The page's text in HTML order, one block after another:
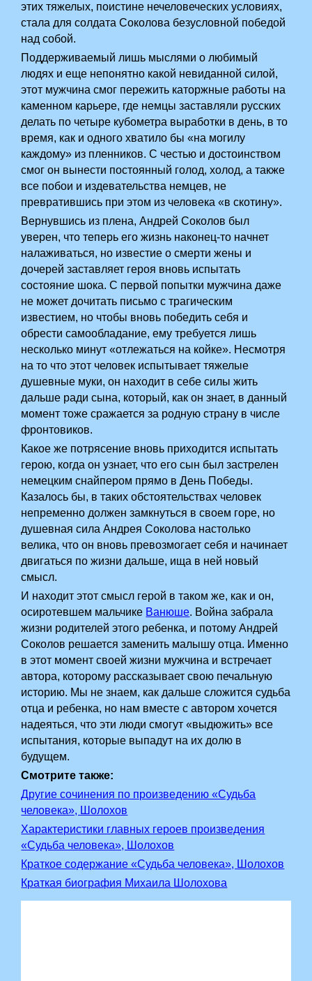
этих тяжелых, поистине нечеловеческих условиях,
стала для солдата Соколова безусловной победой
над собой.
Поддерживаемый лишь мыслями о любимый
людях и еще непонятно какой невиданной силой,
этот мужчина смог пережить каторжные работы на
каменном карьере, где немцы заставляли русских
делать по четыре кубометра выработки в день, в то
время, как и одного хватило бы «на могилу
каждому» из пленников. С честью и достоинством
смог он вынести постоянный голод, холод, а также
все побои и издевательства немцев, не
превратившись при этом из человека «в скотину».
Вернувшись из плена, Андрей Соколов был
уверен, что теперь его жизнь наконец-то начнет
налаживаться, но известие о смерти жены и
дочерей заставляет героя вновь испытать
состояние шока. С первой попытки мужчина даже
не может дочитать письмо с трагическим
известием, но чтобы вновь победить себя и
обрести самообладание, ему требуется лишь
несколько минут «отлежаться на койке». Несмотря
на то что этот человек испытывает тяжелые
душевные муки, он находит в себе силы жить
дальше ради сына, который, как он знает, в данный
момент тоже сражается за родную страну в числе
фронтовиков.
Какое же потрясение вновь приходится испытать
герою, когда он узнает, что его сын был застрелен
немецким снайпером прямо в День Победы.
Казалось бы, в таких обстоятельствах человек
непременно должен замкнуться в своем горе, но
душевная сила Андрея Соколова настолько
велика, что он вновь превозмогает себя и начинает
двигаться по жизни дальше, ища в ней новый
смысл.
И находит этот смысл герой в таком же, как и он,
осиротевшем мальчике Ванюше. Война забрала
жизни родителей этого ребенка, и потому Андрей
Соколов решается заменить малышу отца. Именно
в этот момент своей жизни мужчина и встречает
автора, которому рассказывает свою печальную
историю. Мы не знаем, как дальше сложится судьба
отца и ребенка, но нам вместе с автором хочется
надеяться, что эти люди смогут «выдюжить» все
испытания, которые выпадут на их долю в
будущем.
Смотрите также:
Другие сочинения по произведению «Судьба
человека», Шолохов
Характеристики главных героев произведения
«Судьба человека», Шолохов
Краткое содержание «Судьба человека», Шолохов
Краткая биография Михаила Шолохова